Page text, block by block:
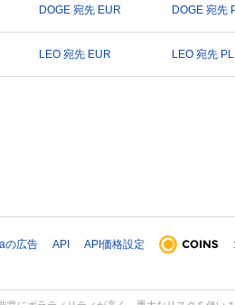
DOGE 宛先 EUR DOGE 宛先
LEO 宛先 EUR LEO 宛先
の広告 API API価格設定